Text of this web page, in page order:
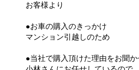
お客様より
●お車の購入のきっかけ
マンション引越しのため
●当社で購入頂けた理由をお聞